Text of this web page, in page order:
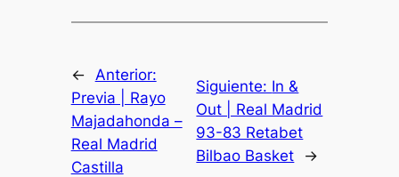
←
Anterior:
Previa | Rayo
Majadahonda –
Real Madrid
Castilla
Siguiente: In &
Out | Real Madrid
93-83 Retabet
Bilbao Basket
→